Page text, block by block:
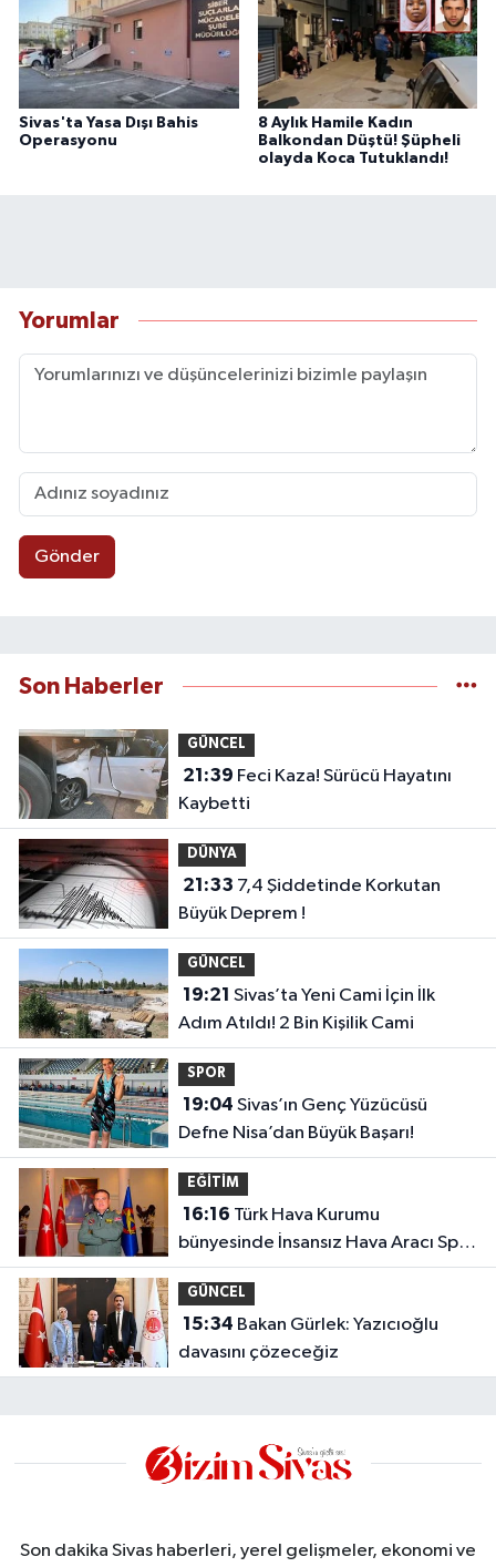
Sivas'ta Yasa Dışı Bahis
Operasyonu
8 Aylık Hamile Kadın
Balkondan Düştü! Şüpheli
olayda Koca Tutuklandı!
Yorumlar
Gönder
Son Haberler
GÜNCEL
21:39
Kaybetti
DÜNYA
21:33
Büyük Deprem !
GÜNCEL
19:21
Adım Atıldı! 2 Bin Kişilik Cami
SPOR
19:04
Defne Nisa’dan Büyük Başarı!
EĞİTİM
16:16
bünyesinde İnsansız Hava Aracı Spor
Kulübü kuruldu
GÜNCEL
15:34
davasını çözeceğiz
Son dakika Sivas haberleri, yerel gelişmeler, ekonomi ve